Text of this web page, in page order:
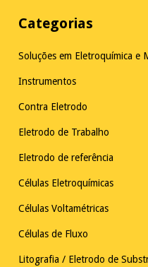
Categorias
Soluções em Eletroquímica e
Instrumentos
Contra Eletrodo
Eletrodo de Trabalho
Eletrodo de referência
Células Eletroquímicas
Células Voltamétricas
Células de Fluxo
Litografia / Eletrodo de